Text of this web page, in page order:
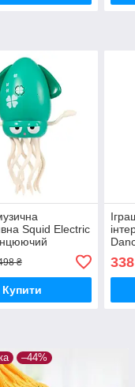
Squid Electric
₴
Купити
–44%